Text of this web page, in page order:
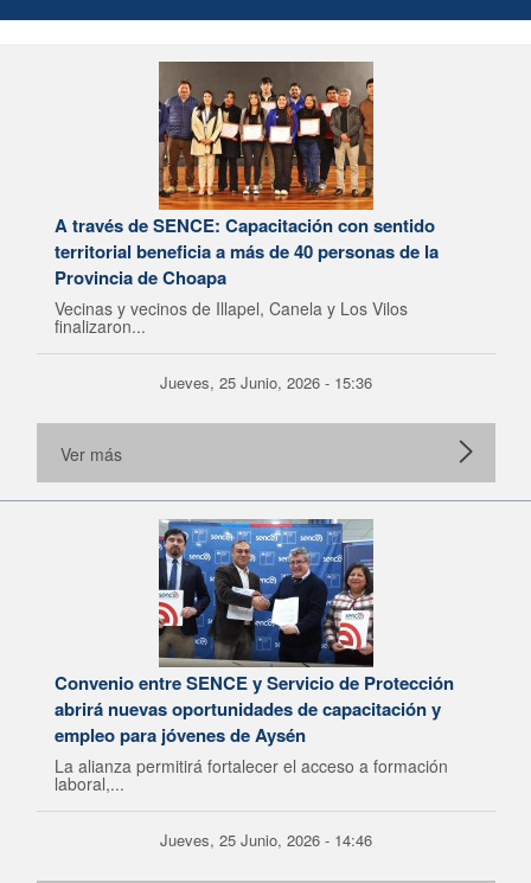
A través de SENCE: Capacitación con sentido
territorial beneficia a más de 40 personas de la
Provincia de Choapa
Vecinas y vecinos de Illapel, Canela y Los Vilos
finalizaron...
Jueves, 25 Junio, 2026 - 15:36
Ver más
Convenio entre SENCE y Servicio de Protección
abrirá nuevas oportunidades de capacitación y
empleo para jóvenes de Aysén
La alianza permitirá fortalecer el acceso a formación
laboral,...
Jueves, 25 Junio, 2026 - 14:46